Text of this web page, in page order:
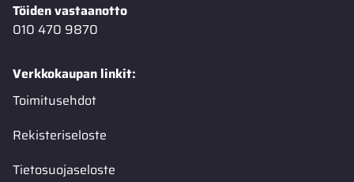
Töiden vastaanotto
010 470 9870
Verkkokaupan linkit:
Toimitusehdot
Rekisteriseloste
Tietosuojaseloste